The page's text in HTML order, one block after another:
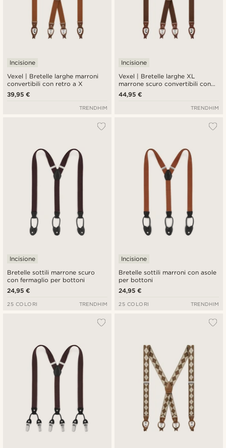
Vexel | Bretelle larghe marroni
convertibili con retro a X
Incisione
39,95 €
TRENDHIM
Vexel | Bretelle larghe XL
marrone scuro convertibili con
retro a X
Incisione
44,95 €
TRENDHIM
Bretelle sottili marrone scuro
con fermaglio per bottoni
Incisione
24,95 €
25 COLORI TRENDHIM
Bretelle sottili marroni con asole
per bottoni
Incisione
24,95 €
25 COLORI TRENDHIM